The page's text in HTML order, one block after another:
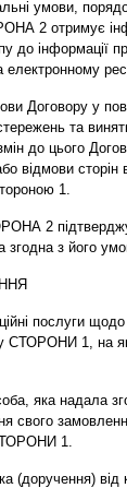
умови,
2 отримує
до інформації
електронному
Договору у
та
до цього
відмови сторін
1.
2
згодна з його
послуги
СТОРОНИ 1, на
яка надала
свого
1.
(доручення) від